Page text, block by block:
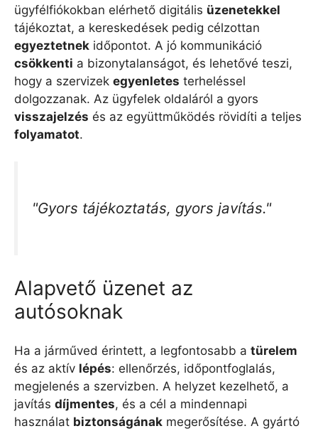
ügyfélfiókokban elérhető digitális üzenetekkel
tájékoztat, a kereskedések pedig célzottan
egyeztetnek időpontot. A jó kommunikáció
csökkenti a bizonytalanságot, és lehetővé teszi,
hogy a szervizek egyenletes terheléssel
dolgozzanak. Az ügyfelek oldaláról a gyors
visszajelzés és az együttműködés rövidíti a teljes
folyamatot.
"Gyors tájékoztatás, gyors javítás."
Alapvető üzenet az
autósoknak
Ha a járműved érintett, a legfontosabb a türelem
és az aktív lépés: ellenőrzés, időpontfoglalás,
megjelenés a szervizben. A helyzet kezelhető, a
javítás díjmentes, és a cél a mindennapi
használat biztonságának megerősítése. A gyártó